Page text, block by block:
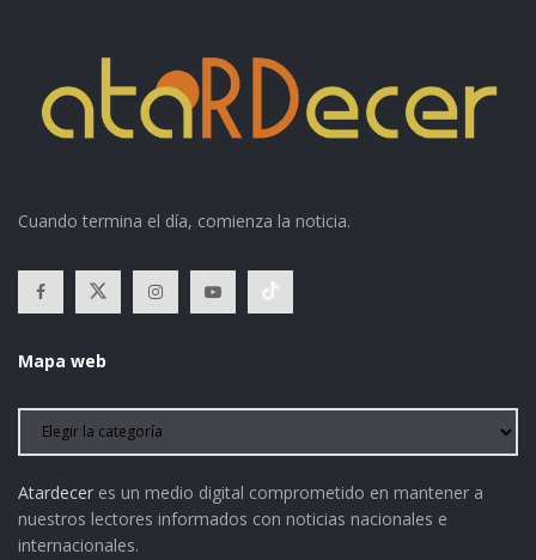
Cuando termina el día, comienza la noticia.
Mapa web
Atardecer es un medio digital comprometido en mantener a
nuestros lectores informados con noticias nacionales e
internacionales.